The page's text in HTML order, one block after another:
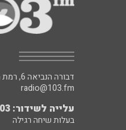
דבורה הנביאה 6, רמת השרון
radio@103.fm
עלייה לשידור: 0552-103-103
בעלות שיחה רגילה